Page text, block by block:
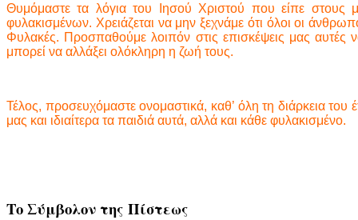
Θυμόμαστε τα λόγια του Ιησού Χριστού που είπε στους
φυλακισμένων. Χρειάζεται να μην ξεχνάμε ότι όλοι οι
Φυλακές. Προσπαθούμε λοιπόν στις επισκέψεις μας αυτές
μπορεί να αλλάξει ολόκληρη η ζωή τους.
Τέλος, προσευχόμαστε ονομαστικά, καθ’ όλη τη διάρκεια
μας και ιδιαίτερα τα παιδιά αυτά, αλλά και κάθε φυλακισμένο.
Το Σύμβολον της Πίστεως